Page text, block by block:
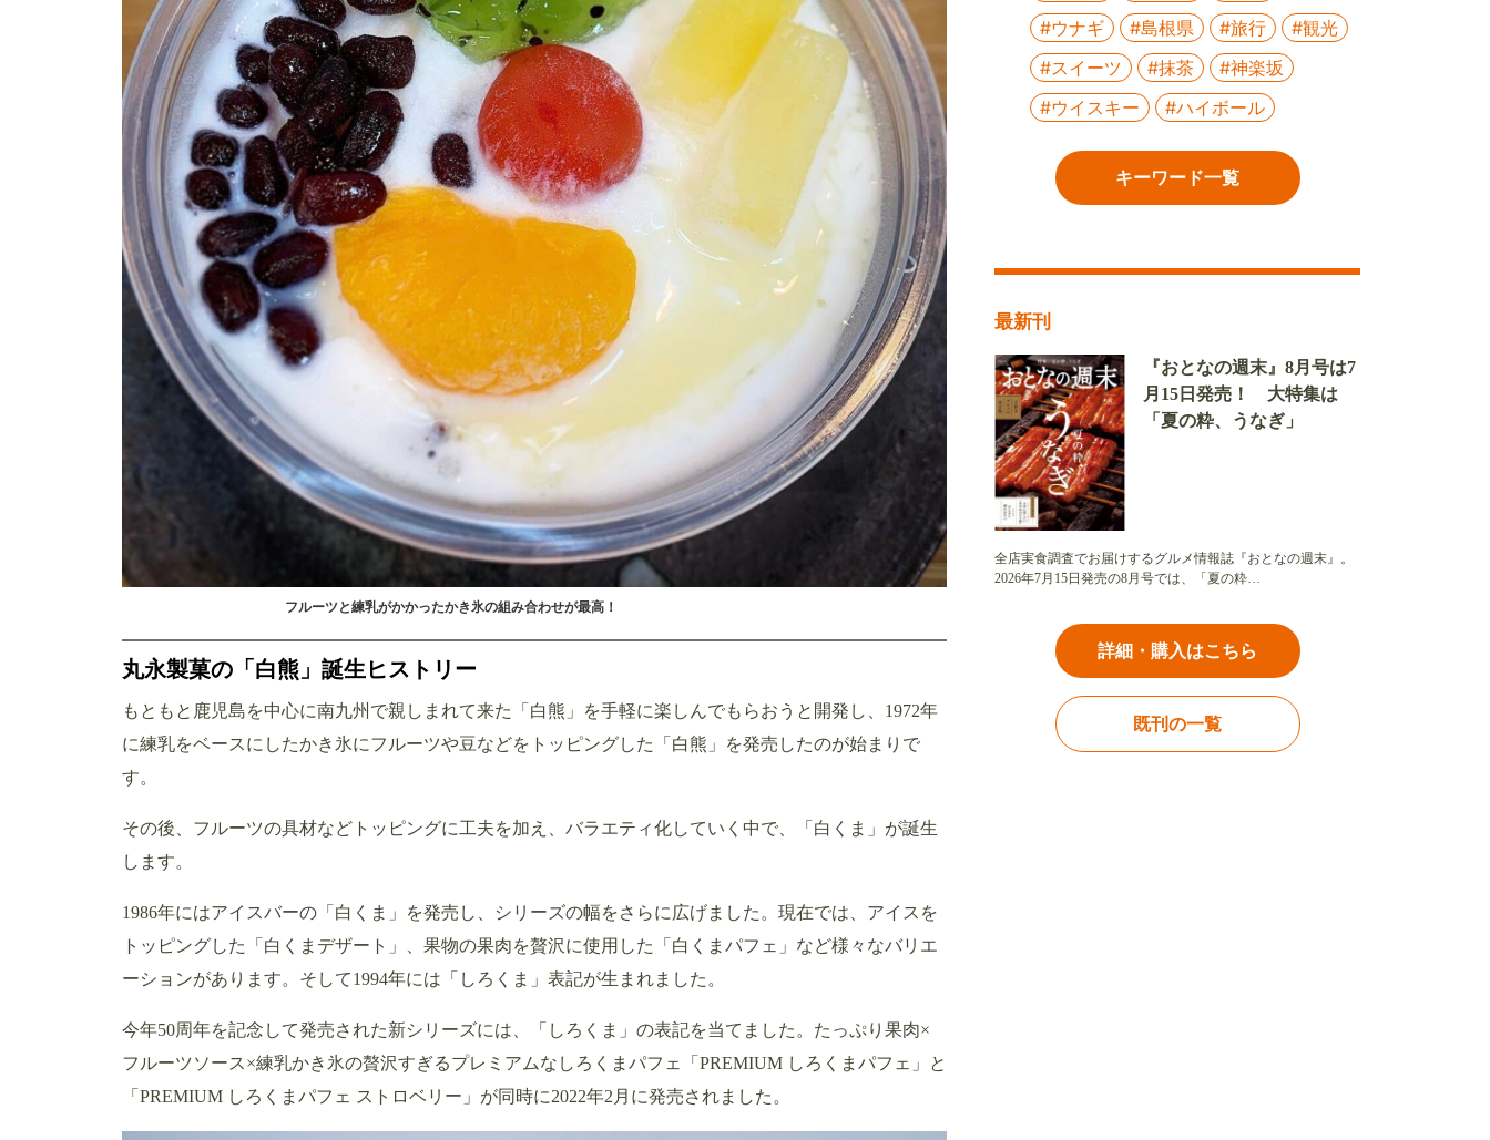
フルーツと練乳がかかったかき氷の組み合わせが最高！
丸永製菓の「白熊」誕生ヒストリー
もともと鹿児島を中心に南九州で親しまれて来た「白熊」を手軽に楽しんでもらおうと開発し、1972年
に練乳をベースにしたかき氷にフルーツや豆などをトッピングした「白熊」を発売したのが始まりで
す。
その後、フルーツの具材などトッピングに工夫を加え、バラエティ化していく中で、「白くま」が誕生
します。
1986年にはアイスバーの「白くま」を発売し、シリーズの幅をさらに広げました。現在では、アイスを
トッピングした「白くまデザート」、果物の果肉を贅沢に使用した「白くまパフェ」など様々なバリエ
ーションがあります。そして1994年には「しろくま」表記が生まれました。
今年50周年を記念して発売された新シリーズには、「しろくま」の表記を当てました。たっぷり果肉×
フルーツソース×練乳かき氷の贅沢すぎるプレミアムなしろくまパフェ「PREMIUM しろくまパフェ」と
「PREMIUM しろくまパフェ ストロベリー」が同時に2022年2月に発売されました。
#ウナギ
#島根県 #旅行
#観光
#スイーツ
#抹茶
#神楽坂
#ウイスキー
#ハイボール
キーワード一覧
最新刊
『おとなの週末』8月号は7
月15日発売！ 大特集は
「夏の粋、うなぎ」
全店実食調査でお届けするグルメ情報誌『おとなの週末』。
2026年7月15日発売の8月号では、「夏の粋…
詳細・購入はこちら
既刊の一覧